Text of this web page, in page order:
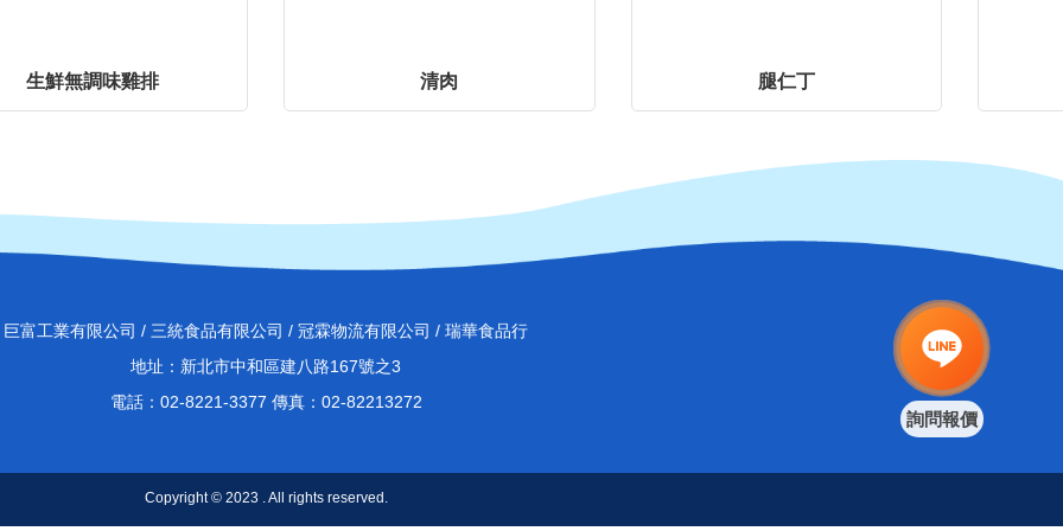
生鮮無調味雞排 清肉 腿仁丁
巨富工業有限公司 / 三統食品有限公司 / 冠霖物流有限公司 / 瑞華食品行
地址：新北市中和區建八路167號之3
電話：02-8221-3377 傳真：02-82213272
Copyright © 2023 . All rights reserved.
詢問報價